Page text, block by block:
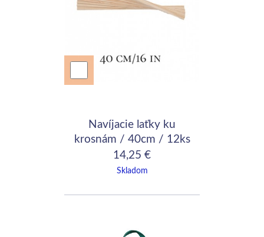
Navíjacie laťky ku
krosnám / 40cm / 12ks
14,25 €
Skladom